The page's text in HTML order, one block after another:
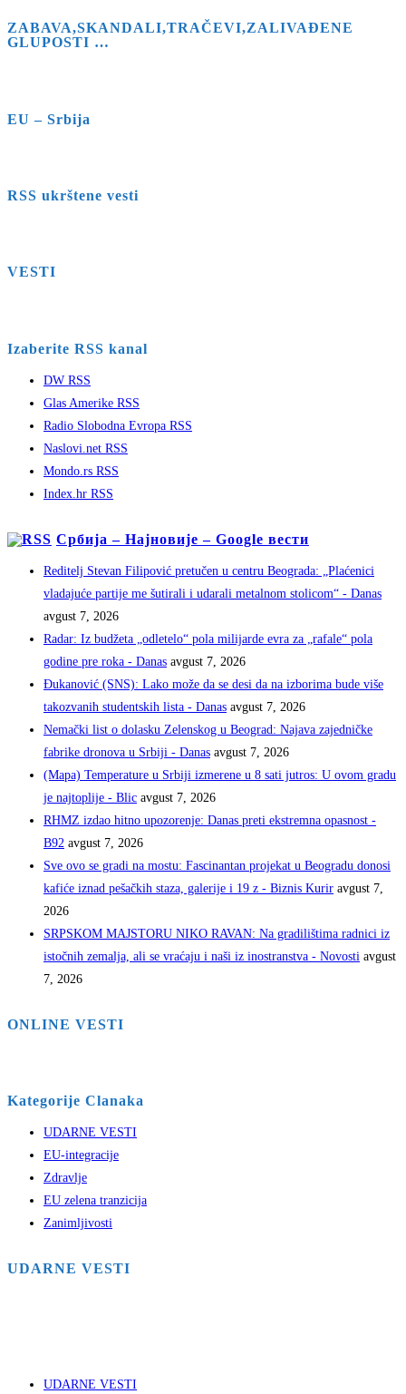
ZABAVA,SKANDALI,TRAČEVI,ZALIVAĐENE
GLUPOSTI …
EU – Srbija
RSS ukrštene vesti
VESTI
Izaberite RSS kanal
DW RSS
Glas Amerike RSS
Radio Slobodna Evropa RSS
Naslovi.net RSS
Mondo.rs RSS
Index.hr RSS
Србија – Најновије – Google вести
Reditelj Stevan Filipović pretučen u centru Beograda: „Plaćenici
vladajuće partije me šutirali i udarali metalnom stolicom“ - Danas
avgust 7, 2026
Radar: Iz budžeta „odletelo“ pola milijarde evra za „rafale“ pola
godine pre roka - Danas avgust 7, 2026
Đukanović (SNS): Lako može da se desi da na izborima bude više
takozvanih studentskih lista - Danas avgust 7, 2026
Nemački list o dolasku Zelenskog u Beograd: Najava zajedničke
fabrike dronova u Srbiji - Danas avgust 7, 2026
(Mapa) Temperature u Srbiji izmerene u 8 sati jutros: U ovom gradu
je najtoplije - Blic avgust 7, 2026
RHMZ izdao hitno upozorenje: Danas preti ekstremna opasnost -
B92 avgust 7, 2026
Sve ovo se gradi na mostu: Fascinantan projekat u Beogradu donosi
kafiće iznad pešačkih staza, galerije i 19 z - Biznis Kurir avgust 7,
2026
SRPSKOM MAJSTORU NIKO RAVAN: Na gradilištima radnici iz
istočnih zemalja, ali se vraćaju i naši iz inostranstva - Novosti avgust
7, 2026
ONLINE VESTI
Kategorije Clanaka
UDARNE VESTI
EU-integracije
Zdravlje
EU zelena tranzicija
Zanimljivosti
UDARNE VESTI
UDARNE VESTI